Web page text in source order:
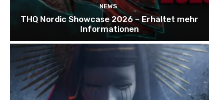
NEWS
THQ Nordic Showcase 2026 – Erhaltet mehr
Informationen